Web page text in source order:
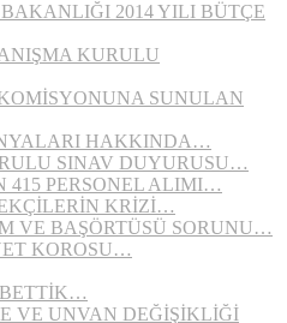
2014 YILI BÜTÇE
KURULU
SUNULAN
HAKKINDA…
SINAV DUYURUSU…
415 PERSONEL ALIMI…
KRİZİ…
VE BAŞÖRTÜSÜ SORUNU…
KOROSU…
VE UNVAN DEĞİŞİKLİĞİ